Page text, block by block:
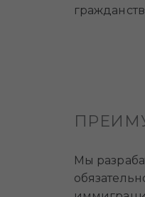
Мы